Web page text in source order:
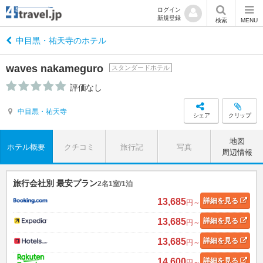
ログイン
新規登録
検索 MENU
中目黒・祐天寺のホテル
waves nakameguro スタンダードホテル
評価なし
中目黒・祐天寺 シェア クリップ
ホテル概要 クチコミ 旅行記 写真
地図
周辺情報
旅行会社別 最安プラン2名1室/1泊
13,685円～ 詳細を見る
13,685円～ 詳細を見る
13,685円～ 詳細を見る
詳細を見る